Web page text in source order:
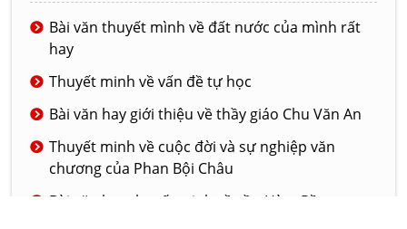
Bài văn thuyết mình về đất nước của mình rất
hay
Thuyết minh về vấn đề tự học
Bài văn hay giới thiệu về thầy giáo Chu Văn An
Thuyết minh về cuộc đời và sự nghiệp văn
chương của Phan Bội Châu
Bài văn hay thuyết minh về cầu Hàm Rồng